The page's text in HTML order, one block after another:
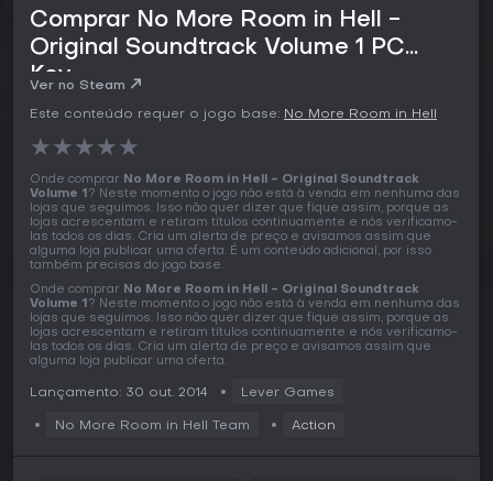
Comprar No More Room in Hell -
Original Soundtrack Volume 1 PC
Key
Ver no Steam
Este conteúdo requer o jogo base: No More Room in Hell
★★★★★
Onde comprar No More Room in Hell - Original Soundtrack
Volume 1 ? Neste momento o jogo não está à venda em nenhuma das
lojas que seguimos. Isso não quer dizer que fique assim, porque as
lojas acrescentam e retiram títulos continuamente e nós verificamo-
las todos os dias. Cria um alerta de preço e avisamos assim que
alguma loja publicar uma oferta. É um conteúdo adicional, por isso
também precisas do jogo base.
Onde comprar No More Room in Hell - Original Soundtrack
Volume 1 ? Neste momento o jogo não está à venda em nenhuma das
lojas que seguimos. Isso não quer dizer que fique assim, porque as
lojas acrescentam e retiram títulos continuamente e nós verificamo-
las todos os dias. Cria um alerta de preço e avisamos assim que
alguma loja publicar uma oferta.
Lançamento: 30 out. 2014 Lever Games
No More Room in Hell Team Action